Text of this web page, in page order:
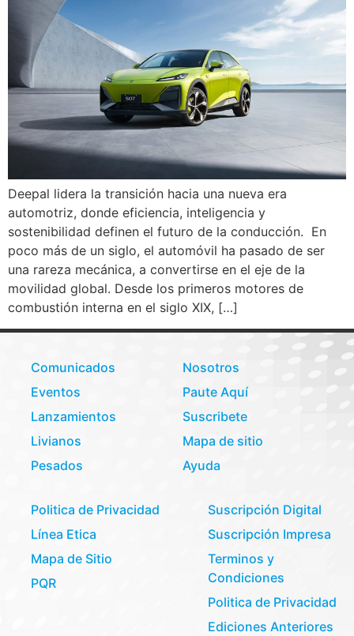
Deepal lidera la transición hacia una nueva era
automotriz, donde eficiencia, inteligencia y
sostenibilidad definen el futuro de la conducción. En
poco más de un siglo, el automóvil ha pasado de ser
una rareza mecánica, a convertirse en el eje de la
movilidad global. Desde los primeros motores de
combustión interna en el siglo XIX, […]
Comunicados
Eventos
Lanzamientos
Livianos
Pesados
Nosotros
Paute Aquí
Suscribete
Mapa de sitio
Ayuda
Politica de Privacidad
Línea Etica
Mapa de Sitio
PQR
Suscripción Digital
Suscripción Impresa
Terminos y
Condiciones
Politica de Privacidad
Ediciones Anteriores